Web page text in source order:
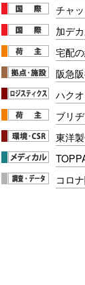
チャ
加デ
宅配
阪急
ハク
ブリ
東洋
コロ